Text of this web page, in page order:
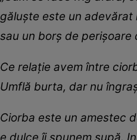
găluște este un
sau un borș de
Ce relație avem între
Umflă burta, dar nu
Ciorba este un amestec